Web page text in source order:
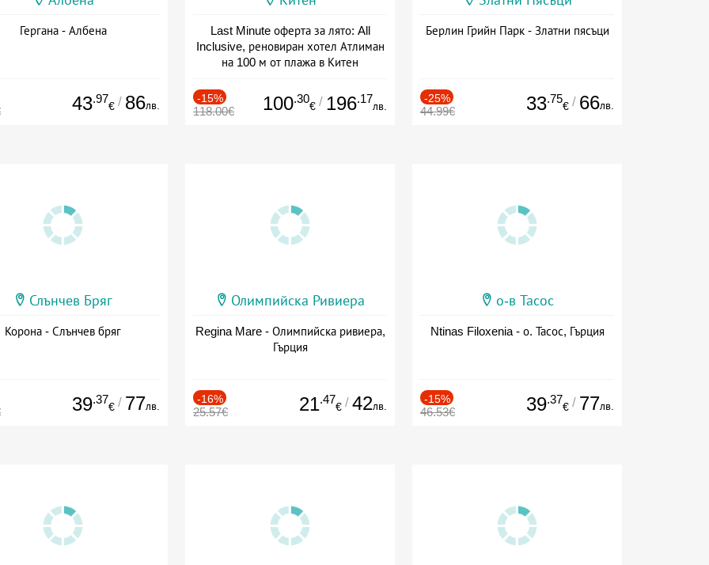
Гергана - Албена
43.97
€ / 86лв.
Last Minute оферта за лято: All
Inclusive, реновиран хотел Атлиман
на 100 м от плажа в Китен
-15%
118.00€ 100.30
€ / 196.17
лв.
Берлин Грийн Парк - Златни пясъци
-25%
44.99€ 33.75
€ / 66лв.
Слънчев Бряг
Корона - Слънчев бряг
39.37
€ / 77лв.
Олимпийска Ривиера
Regina Mare - Олимпийска ривиера,
Гърция
-16%
25.57€ 21.47
€ / 42лв.
о-в Тасос
Ntinas Filoxenia - о. Тасос, Гърция
-15%
46.53€ 39.37
€ / 77лв.